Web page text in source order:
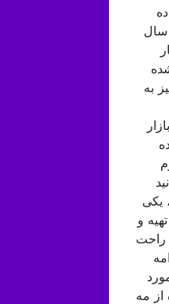
به
و
مه